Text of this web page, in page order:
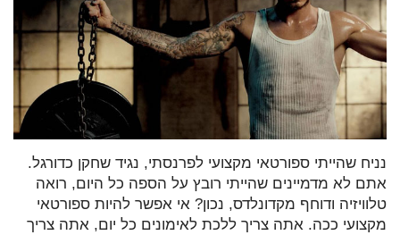
נניח שהייתי ספורטאי מקצועי לפרנסתי, נגיד שחקן כדורגל.
אתם לא מדמיינים שהייתי רובץ על הספה כל היום, רואה
טלוויזיה ודוחף מקדונלדס, נכון? אי אפשר להיות ספורטאי
מקצועי ככה. אתה צריך ללכת לאימונים כל יום, אתה צריך